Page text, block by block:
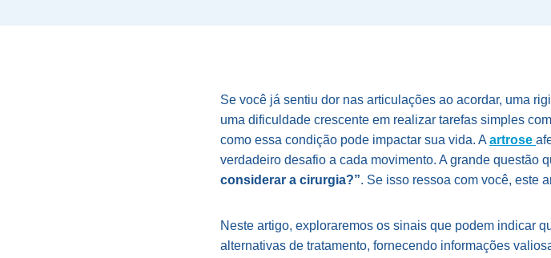
Se você já sentiu dor nas articulações ao acordar, uma
uma dificuldade crescente em realizar tarefas simples
como essa condição pode impactar sua vida. A artrose
verdadeiro desafio a cada movimento. A grande questão
considerar a cirurgia?”. Se isso ressoa com você, este
Neste artigo, exploraremos os sinais que podem indicar
alternativas de tratamento, fornecendo informações